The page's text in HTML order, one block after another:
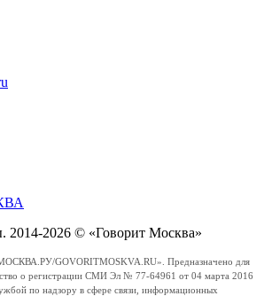
2014-2026 © «Говорит Москва»
GOVORITMOSKVA.RU». Предназначено для
о регистрации СМИ Эл № 77-64961 от 04 марта 2016
по надзору в сфере связи, информационных